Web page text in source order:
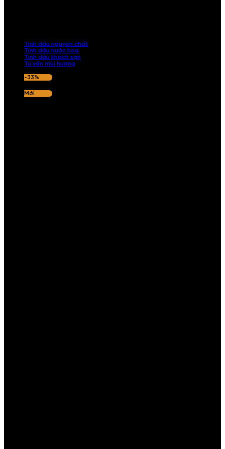
Tinh dầu nguyên chất
Tinh dầu nước hoa
Tinh dầu khách sạn
Tư vấn mùi hương
-33%
Mới